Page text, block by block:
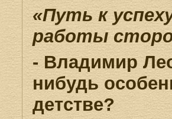
«Путь к
работы
- Владимир
нибудь
детстве?